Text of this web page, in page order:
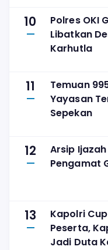
10
Polres OKI
Libatkan
Karhutla
11
Temuan
Yayasan
Sepekan
12
Arsip
Pengamat
13
Kapolri
Peserta,
Jadi Duta